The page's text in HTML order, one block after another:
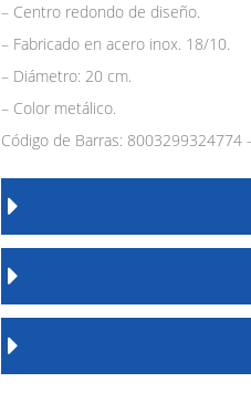
– Centro redondo de diseño.
– Fabricado en acero inox. 18/10.
– Diámetro: 20 cm.
– Color metálico.
Código de Barras: 8003299324774